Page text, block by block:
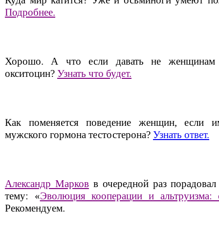
Подробнее.
Хорошо. А что если давать не женщинам
окситоцин? Узнать что будет.
Как поменяется поведение женщин, если
мужского гормона тестостерона? Узнать ответ.
Александр Марковв очередной раз
тему: «Эволюция кооперации и альтруизма:
Рекомендуем.